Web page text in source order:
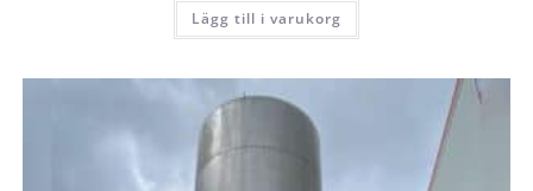
Lägg till i varukorg